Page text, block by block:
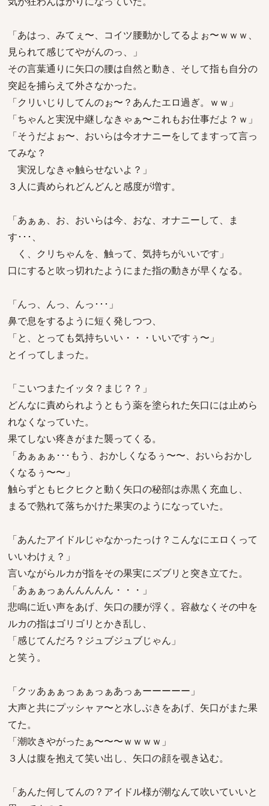
「あはっ、みてぇ〜、コイツ腰動かしてるよぉ〜ｗｗｗ、
見られて感じてやがんのっ、」
その言葉通りに矢口の腰は自然と動き、そして指も自分の
突起を捕らえて外さなかった。
「クリいじりしてんのぉ〜？あんたエロ過ぎ。ｗｗ」
「ちゃんと実況中継しなきゃぁ〜これもお仕事だよ？ｗ」
「そうだよぉ〜、おいらは今オナニーをしてますって言っ
てみな？
実況しなきゃ触らせないよ？」
３人に責められどんどんと感度が増す。
「あぁぁ、お、おいらは今、おな、オナニーして、ま
す･･･、
く、クリちゃんを、触って、気持ちがいいです」
口にすると吹っ切れたようにまた指の動きが早くなる。
「んっ、んっ、んっ･･･」
鼻で息をするように短く発しつつ、
「と、とっても気持ちいい・・・いいですぅ〜」
とイってしまった。
「こいつまたイッタ？まじ？？」
どんなに責められようともう薬を塗られた矢口には止めら
れなくなっていた。
果てしない疼きがまた襲ってくる。
「あぁぁぁ･･･もう、おかしくなるぅ〜〜、おいらおかし
くなるぅ〜〜」
触らずともヒクヒクと動く矢口の秘部は赤黒く充血し、
まるで熟れて落ちかけた果実のようになっていた。
「あんたアイドルじゃなかったっけ？こんなにエロくって
いいわけぇ？」
言いながらルカが指をその果実にズブリと突き立てた。
「あぁぁっぁんんんんん・・・」
悲鳴に近い声をあげ、矢口の腰が浮く。容赦なくその中を
ルカの指はゴリゴリとかき乱し、
「感じてんだろ？ジュブジュブじゃん」
と笑う。
「クッあぁぁっぁぁっぁあっぁーーーーー」
大声と共にプッシャァ〜と水しぶきをあげ、矢口がまた果
てた。
「潮吹きやがったぁ〜〜〜ｗｗｗｗ」
３人は腹を抱えて笑い出し、矢口の顔を覗き込む。
「あんた何してんの？アイドル様が潮なんて吹いていいと